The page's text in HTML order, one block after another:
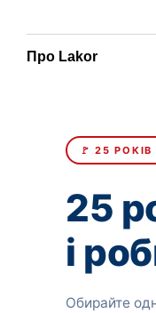
Про Lakor
🚩 25
25
і
Обирайте